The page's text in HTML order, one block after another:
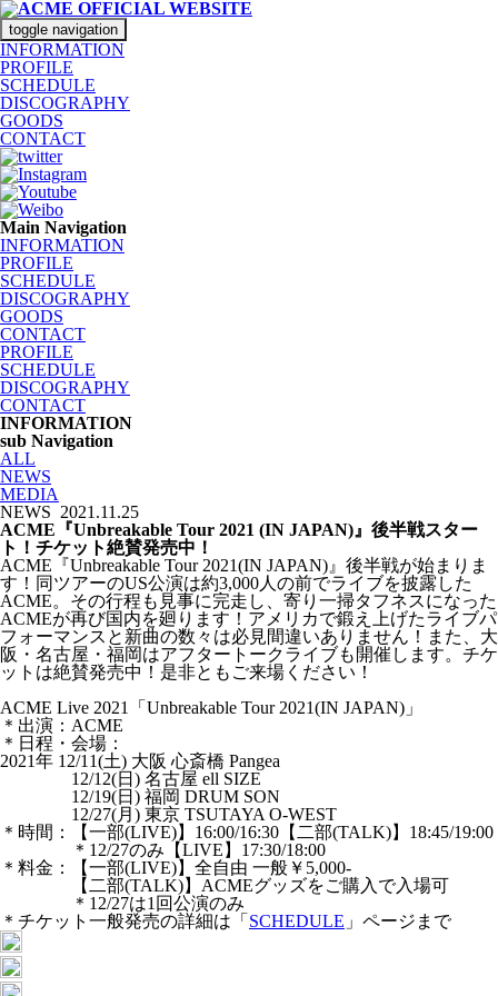
toggle navigation
INFORMATION
PROFILE
SCHEDULE
DISCOGRAPHY
GOODS
CONTACT
Main Navigation
INFORMATION
PROFILE
SCHEDULE
DISCOGRAPHY
GOODS
CONTACT
PROFILE
SCHEDULE
DISCOGRAPHY
CONTACT
INFORMATION
sub Navigation
ALL
NEWS
MEDIA
NEWS 2021.11.25
ACME『Unbreakable Tour 2021 (IN JAPAN)』後半戦スター
ト！チケット絶賛発売中！
ACME『Unbreakable Tour 2021(IN JAPAN)』後半戦が始まりま
す！同ツアーのUS公演は約3,000人の前でライブを披露した
ACME。その行程も見事に完走し、寄り一掃タフネスになった
ACMEが再び国内を廻ります！アメリカで鍛え上げたライブパ
フォーマンスと新曲の数々は必見間違いありません！また、大
阪・名古屋・福岡はアフタートークライブも開催します。チケ
ットは絶賛発売中！是非ともご来場ください！
ACME Live 2021「Unbreakable Tour 2021(IN JAPAN)」
＊出演：ACME
＊日程・会場：
2021年 12/11(土) 大阪 心斎橋 Pangea
12/12(日) 名古屋 ell SIZE
12/19(日) 福岡 DRUM SON
12/27(月) 東京 TSUTAYA O-WEST
＊時間：【一部(LIVE)】16:00/16:30【二部(TALK)】18:45/19:00
＊12/27のみ【LIVE】17:30/18:00
＊料金：【一部(LIVE)】全自由 一般￥5,000-
【二部(TALK)】ACMEグッズをご購入で入場可
＊12/27は1回公演のみ
＊チケット一般発売の詳細は「 SCHEDULE 」ページまで